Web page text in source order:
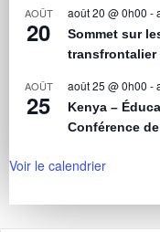
AOÛT
20
août 20 @ 0h00 -
Sommet sur
transfrontalier
AOÛT
25
août 25 @ 0h00 -
Kenya –
Conférence
Voir le calendrier